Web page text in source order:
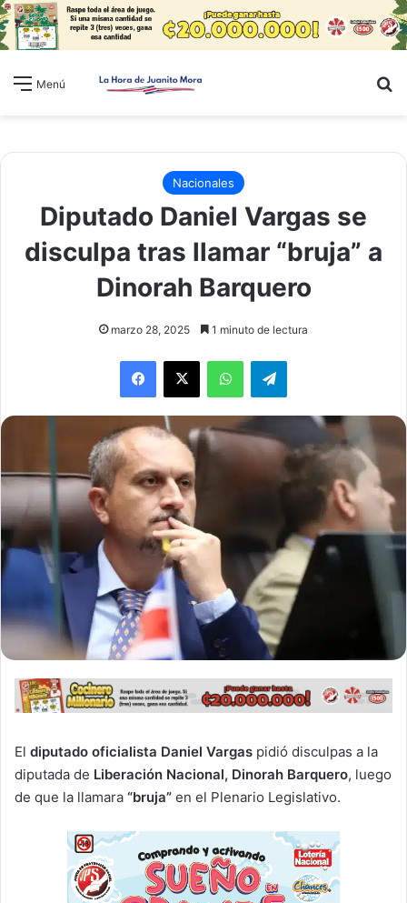
Menú
Nacionales
Diputado Daniel Vargas se
disculpa tras llamar “bruja” a
Dinorah Barquero
marzo 28, 2025 1 minuto de lectura
WhatsAppTelegram
El diputado oficialista Daniel Vargas pidió disculpas a la
diputada de Liberación Nacional, Dinorah Barquero, luego
de que la llamara “bruja” en el Plenario Legislativo.